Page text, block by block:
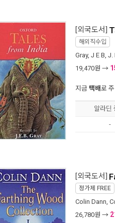
[외국도서]
해외직수입
Gray, J E B, J.
19,470원 →
지금 택배로
알라딘
-
[외국도서]
정가제 FREE
Colin Dann,
26,780원 →